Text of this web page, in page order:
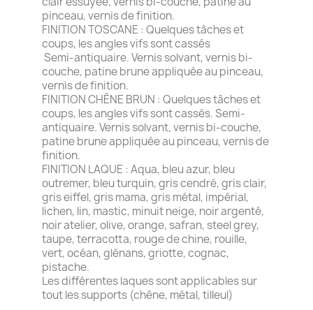
pinceau, vernis de finition.
FINITION TOSCANE : Quelques tâches et
coups, les angles vifs sont cassés
Semi-antiquaire. Vernis solvant, vernis bi-
couche, patine brune appliquée au pinceau,
vernis de finition.
FINITION CHÊNE BRUN : Quelques tâches et
coups, les angles vifs sont cassés. Semi-
antiquaire. Vernis solvant, vernis bi-couche,
patine brune appliquée au pinceau, vernis de
finition.
FINITION LAQUE : Aqua, bleu azur, bleu
outremer, bleu turquin, gris cendré, gris clair,
gris eiffel, gris mama, gris métal, impérial,
lichen, lin, mastic, minuit neige, noir argenté,
noir atelier, olive, orange, safran, steel grey,
taupe, terracotta, rouge de chine, rouille,
vert, océan, glénans, griotte, cognac,
pistache.
Les différentes laques sont applicables sur
tout les supports (chêne, métal, tilleul)